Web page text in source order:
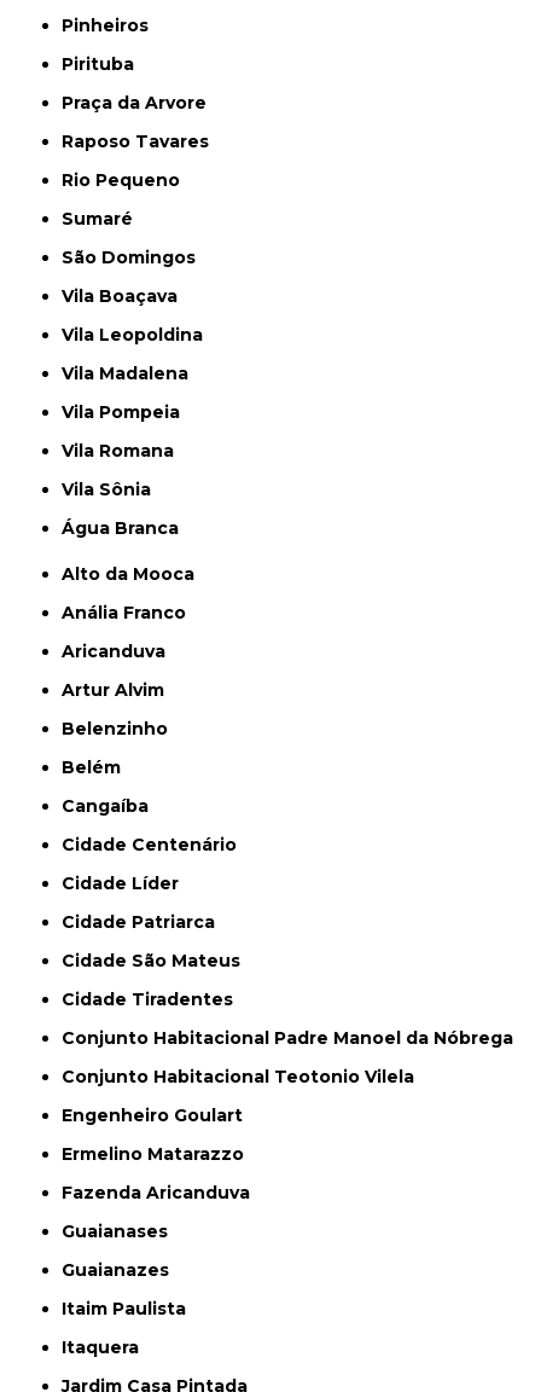
Pinheiros
Pirituba
Praça da Arvore
Raposo Tavares
Rio Pequeno
Sumaré
São Domingos
Vila Boaçava
Vila Leopoldina
Vila Madalena
Vila Pompeia
Vila Romana
Vila Sônia
Água Branca
Alto da Mooca
Anália Franco
Aricanduva
Artur Alvim
Belenzinho
Belém
Cangaíba
Cidade Centenário
Cidade Líder
Cidade Patriarca
Cidade São Mateus
Cidade Tiradentes
Conjunto Habitacional Padre Manoel da Nóbrega
Conjunto Habitacional Teotonio Vilela
Engenheiro Goulart
Ermelino Matarazzo
Fazenda Aricanduva
Guaianases
Guaianazes
Itaim Paulista
Itaquera
Jardim Casa Pintada